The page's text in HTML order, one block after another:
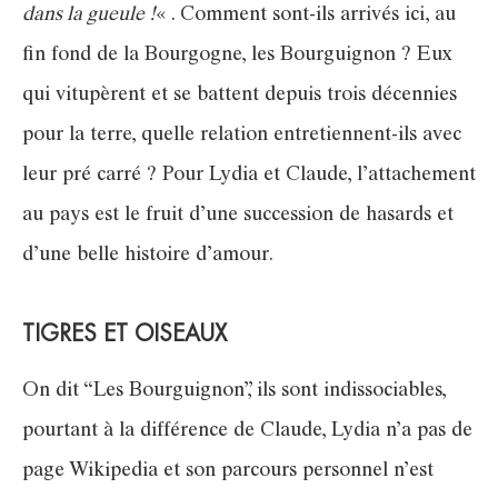
dans la gueule !« . Comment sont-ils arrivés ici, au
fin fond de la Bourgogne, les Bourguignon ? Eux
qui vitupèrent et se battent depuis trois décennies
pour la terre, quelle relation entretiennent-ils avec
leur pré carré ? Pour Lydia et Claude, l’attachement
au pays est le fruit d’une succession de hasards et
d’une belle histoire d’amour.
TIGRES ET OISEAUX
On dit “Les Bourguignon”, ils sont indissociables,
pourtant à la différence de Claude, Lydia n’a pas de
page Wikipedia et son parcours personnel n’est